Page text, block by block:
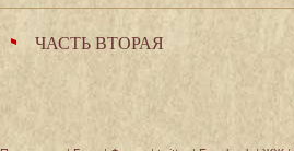
ЧАСТЬ ВТОРАЯ